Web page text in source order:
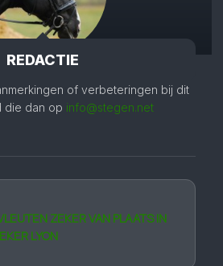
REDACTIE
of verbeteringen bij dit
die dan op info@stegen.net
ZEKER VAN PLAATS IN
LYON